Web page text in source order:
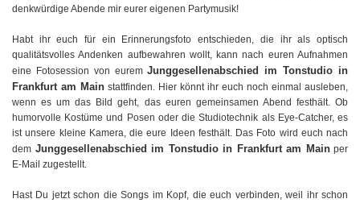
denkwürdige Abende mir eurer eigenen Partymusik!
Habt ihr euch für ein Erinnerungsfoto entschieden, die ihr als optisch
qualitätsvolles Andenken aufbewahren wollt, kann nach euren Aufnahmen
eine Fotosession von euremJunggesellenabschied im Tonstudio in
Frankfurt am Main stattfinden. Hier könnt ihr euch noch einmal ausleben,
wenn es um das Bild geht, das euren gemeinsamen Abend festhält. Ob
humorvolle Kostüme und Posen oder die Studiotechnik als Eye-Catcher, es
ist unsere kleine Kamera, die eure Ideen festhält. Das Foto wird euch nach
dem Junggesellenabschied im Tonstudio in Frankfurt am Mainper
E-Mail zugestellt.
Hast Du jetzt schon die Songs im Kopf, die euch verbinden, weil ihr schon